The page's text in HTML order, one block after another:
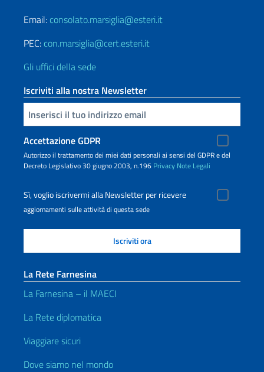
Email: consolato.marsiglia@esteri.it
PEC: con.marsiglia@cert.esteri.it
Gli uffici della sede
Iscriviti alla nostra Newsletter
Inserisci la tua email
Accettazione GDPR
Autorizzo il trattamento dei miei dati personali ai sensi del GDPR e del
Decreto Legislativo 30 giugno 2003, n.196 Privacy Note Legali
Sì, voglio iscrivermi alla Newsletter per ricevere
aggiornamenti sulle attività di questa sede
La Rete Farnesina
La Farnesina – il MAECI
La Rete diplomatica
Viaggiare sicuri
Dove siamo nel mondo